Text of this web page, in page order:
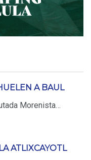
A BAUL
Morenista…
ATLIXCAYOTL